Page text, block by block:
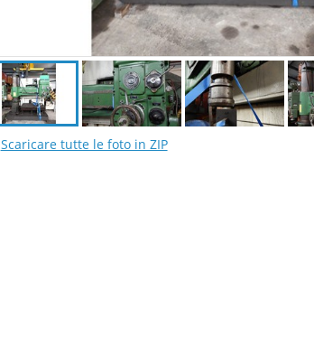
Scaricare tutte le foto in ZIP